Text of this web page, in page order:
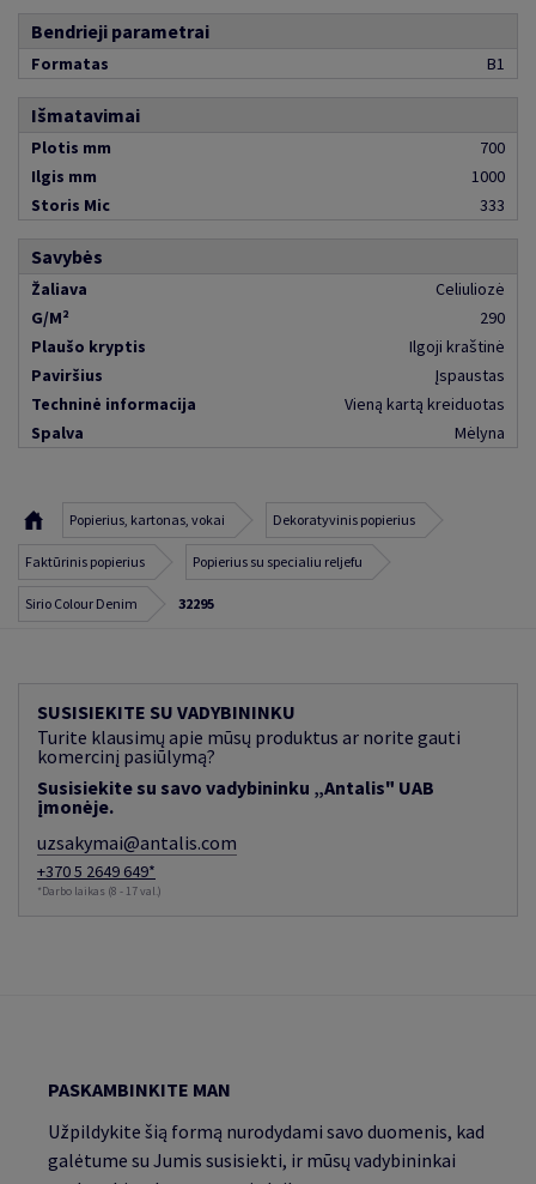
Bendrieji parametrai
Formatas B1
Išmatavimai
Plotis mm
700
Ilgis mm
1000
Storis Mic
333
Savybės
Žaliava
Celiuliozė
G/M²
290
Plaušo kryptis
Ilgoji kraštinė
Paviršius
Įspaustas
Techninė informacija
Vieną kartą kreiduotas
Spalva
Mėlyna
Popierius, kartonas, vokai Dekoratyvinis popierius
Faktūrinis popierius Popierius su specialiu reljefu
Sirio Colour Denim 32295
SUSISIEKITE SU VADYBININKU
Turite klausimų apie mūsų produktus ar norite gauti
komercinį pasiūlymą?
Susisiekite su savo vadybininku „Antalis" UAB
įmonėje.
uzsakymai@antalis.com
+370 5 2649 649*
*Darbo laikas (8 - 17 val.)
PASKAMBINKITE MAN
Užpildykite šią formą nurodydami savo duomenis, kad
galėtume su Jumis susisiekti, ir mūsų vadybininkai